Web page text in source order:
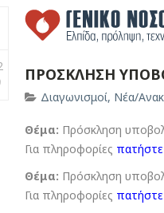
ΠΡΟΣΚΛΗΣΗ
Διαγωνισμοί, Νέα/
Θέμα: Πρόσκληση
Για πληροφορίες
Θέμα: Πρόσκληση
Για πληροφορίες